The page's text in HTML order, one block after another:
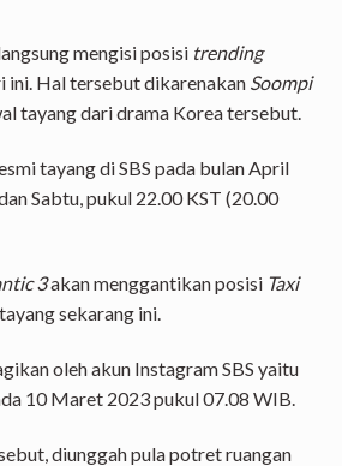
mengisi posisi trending
ini. Hal tersebut dikarenakan Soompi
tayang dari drama Korea tersebut.
tayang di SBS pada bulan April
Sabtu, pukul 22.00 KST (20.00
3akan menggantikan posisi Taxi
sekarang ini.
oleh akun Instagram SBS yaitu
10 Maret 2023 pukul 07.08 WIB.
diunggah pula potret ruangan